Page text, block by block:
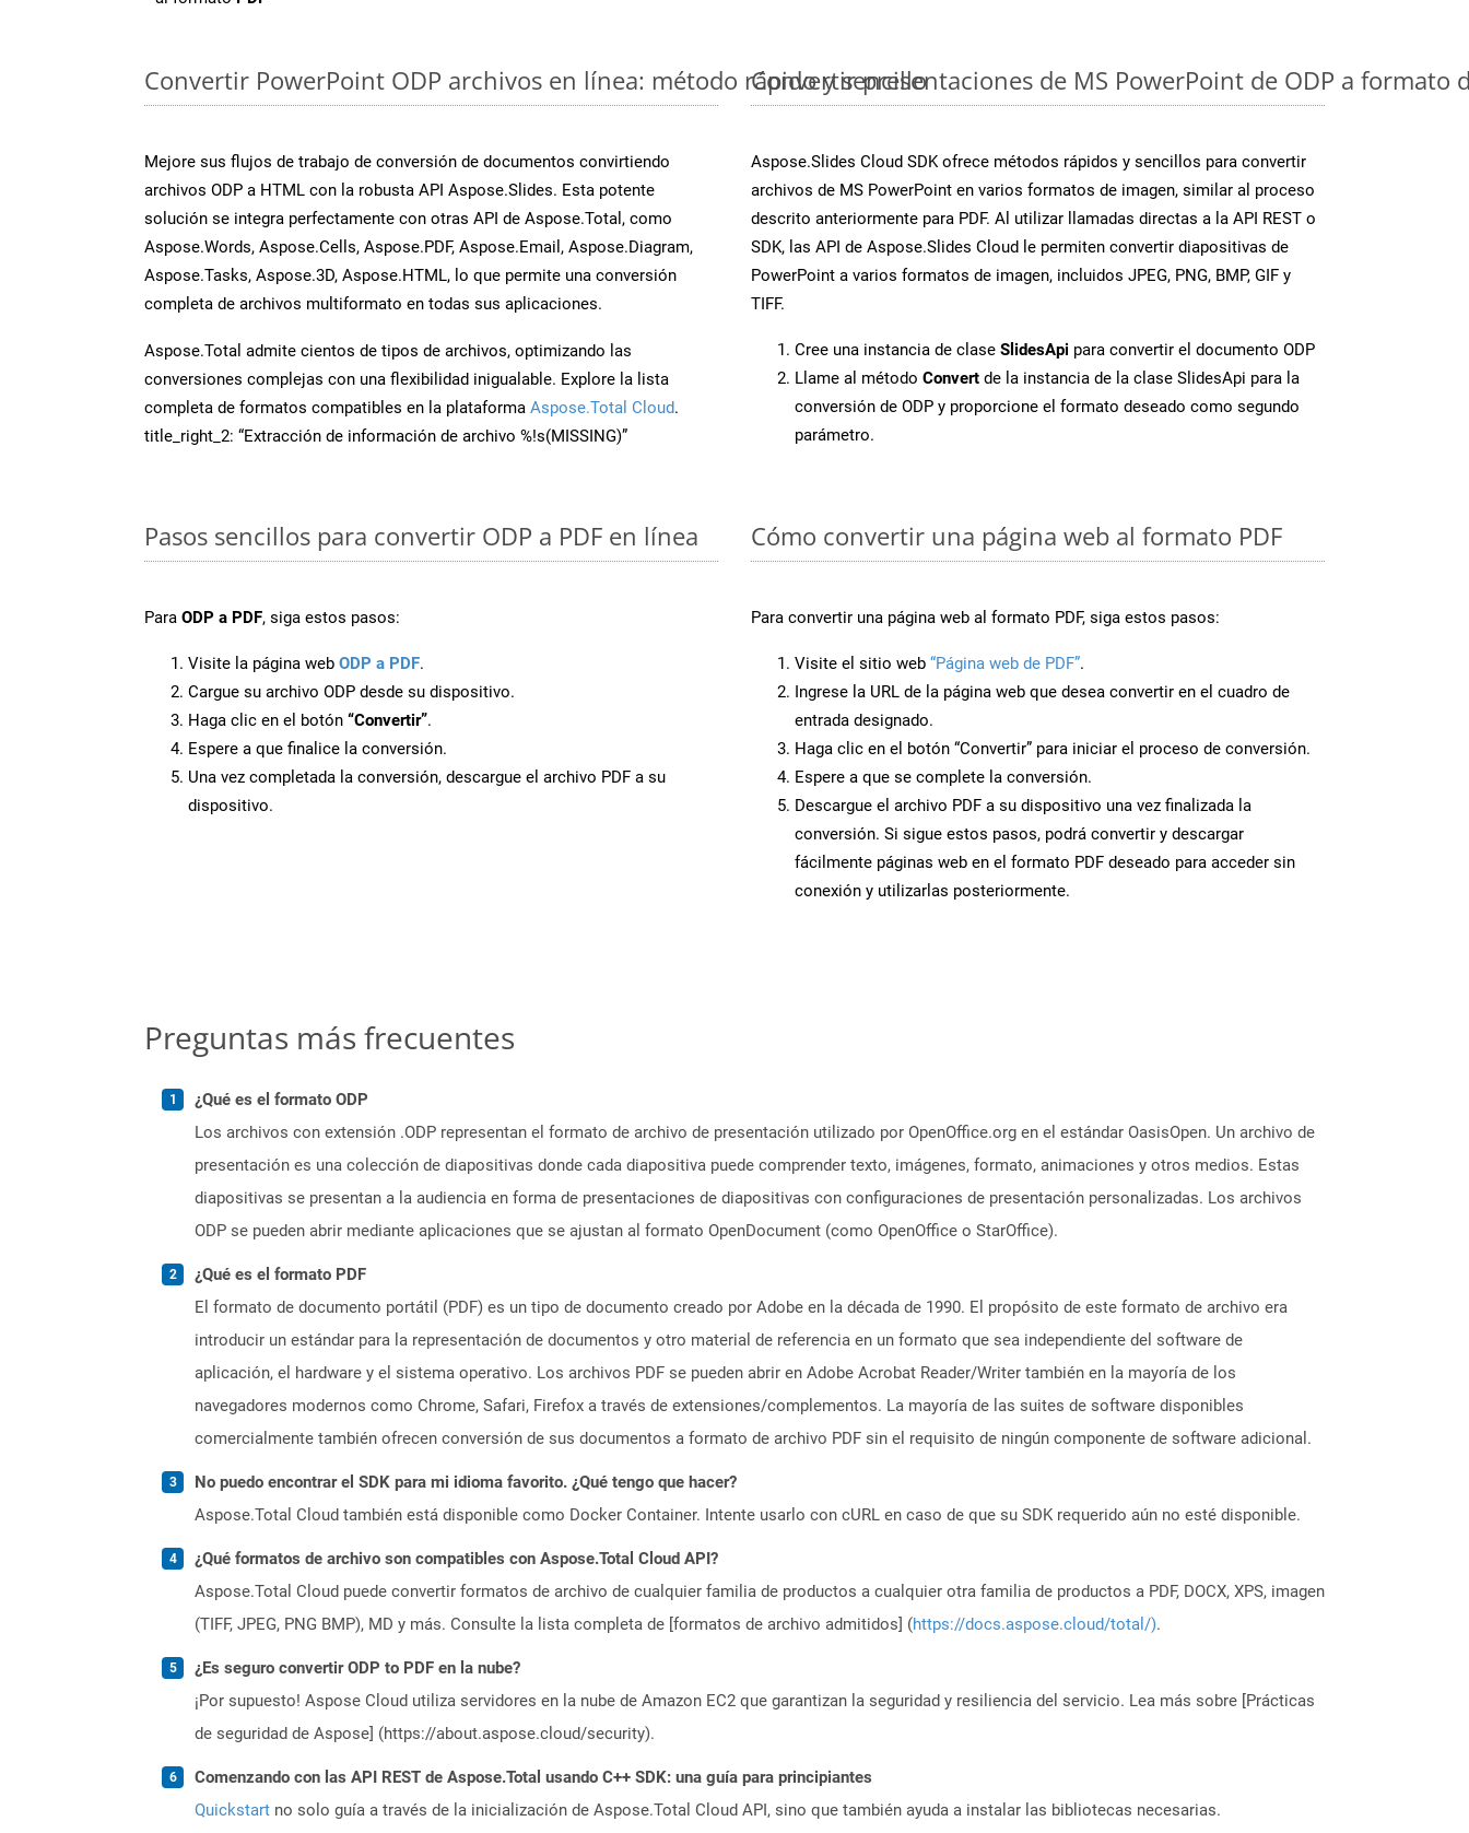
Convertir PowerPoint ODP archivos en línea: método rápido y sencillo
Mejore sus flujos de trabajo de conversión de documentos convirtiendo
archivos ODP a HTML con la robusta API Aspose.Slides. Esta potente
solución se integra perfectamente con otras API de Aspose.Total, como
Aspose.Words, Aspose.Cells, Aspose.PDF, Aspose.Email, Aspose.Diagram,
Aspose.Tasks, Aspose.3D, Aspose.HTML, lo que permite una conversión
completa de archivos multiformato en todas sus aplicaciones.
Aspose.Total admite cientos de tipos de archivos, optimizando las
conversiones complejas con una flexibilidad inigualable. Explore la lista
completa de formatos compatibles en la plataforma Aspose.Total Cloud.
title_right_2: “Extracción de información de archivo %!s(MISSING)”
Convertir presentaciones de MS PowerPoint de ODP a formato
Aspose.Slides Cloud SDK ofrece métodos rápidos y sencillos para convertir
archivos de MS PowerPoint en varios formatos de imagen, similar al proceso
descrito anteriormente para PDF. Al utilizar llamadas directas a la API REST o
SDK, las API de Aspose.Slides Cloud le permiten convertir diapositivas de
PowerPoint a varios formatos de imagen, incluidos JPEG, PNG, BMP, GIF y
TIFF.
Cree una instancia de clase SlidesApi para convertir el documento ODP
Llame al método Convert de la instancia de la clase SlidesApi para la
conversión de ODP y proporcione el formato deseado como segundo
parámetro.
Pasos sencillos para convertir ODP a PDF en línea
Para ODP a PDF, siga estos pasos:
Visite la página web ODP a PDF.
Cargue su archivo ODP desde su dispositivo.
Haga clic en el botón “Convertir”.
Espere a que finalice la conversión.
Una vez completada la conversión, descargue el archivo PDF a su
dispositivo.
Cómo convertir una página web al formato PDF
Para convertir una página web al formato PDF, siga estos pasos:
Visite el sitio web “Página web de PDF”.
Ingrese la URL de la página web que desea convertir en el cuadro de
entrada designado.
Haga clic en el botón “Convertir” para iniciar el proceso de conversión.
Espere a que se complete la conversión.
Descargue el archivo PDF a su dispositivo una vez finalizada la
conversión. Si sigue estos pasos, podrá convertir y descargar
fácilmente páginas web en el formato PDF deseado para acceder sin
conexión y utilizarlas posteriormente.
Preguntas más frecuentes
¿Qué es el formato ODP
Los archivos con extensión .ODP representan el formato de archivo de presentación utilizado por OpenOffice.org en el estándar OasisOpen. Un archivo de
presentación es una colección de diapositivas donde cada diapositiva puede comprender texto, imágenes, formato, animaciones y otros medios. Estas
diapositivas se presentan a la audiencia en forma de presentaciones de diapositivas con configuraciones de presentación personalizadas. Los archivos
ODP se pueden abrir mediante aplicaciones que se ajustan al formato OpenDocument (como OpenOffice o StarOffice).
¿Qué es el formato PDF
El formato de documento portátil (PDF) es un tipo de documento creado por Adobe en la década de 1990. El propósito de este formato de archivo era
introducir un estándar para la representación de documentos y otro material de referencia en un formato que sea independiente del software de
aplicación, el hardware y el sistema operativo. Los archivos PDF se pueden abrir en Adobe Acrobat Reader/Writer también en la mayoría de los
navegadores modernos como Chrome, Safari, Firefox a través de extensiones/complementos. La mayoría de las suites de software disponibles
comercialmente también ofrecen conversión de sus documentos a formato de archivo PDF sin el requisito de ningún componente de software adicional.
No puedo encontrar el SDK para mi idioma favorito. ¿Qué tengo que hacer?
Aspose.Total Cloud también está disponible como Docker Container. Intente usarlo con cURL en caso de que su SDK requerido aún no esté disponible.
¿Qué formatos de archivo son compatibles con Aspose.Total Cloud API?
Aspose.Total Cloud puede convertir formatos de archivo de cualquier familia de productos a cualquier otra familia de productos a PDF, DOCX, XPS, imagen
(TIFF, JPEG, PNG BMP), MD y más. Consulte la lista completa de [formatos de archivo admitidos] (https://docs.aspose.cloud/total/).
¿Es seguro convertir ODP to PDF en la nube?
¡Por supuesto! Aspose Cloud utiliza servidores en la nube de Amazon EC2 que garantizan la seguridad y resiliencia del servicio. Lea más sobre [Prácticas
de seguridad de Aspose] (https://about.aspose.cloud/security).
Comenzando con las API REST de Aspose.Total usando C++ SDK: una guía para principiantes
Quickstart no solo guía a través de la inicialización de Aspose.Total Cloud API, sino que también ayuda a instalar las bibliotecas necesarias.